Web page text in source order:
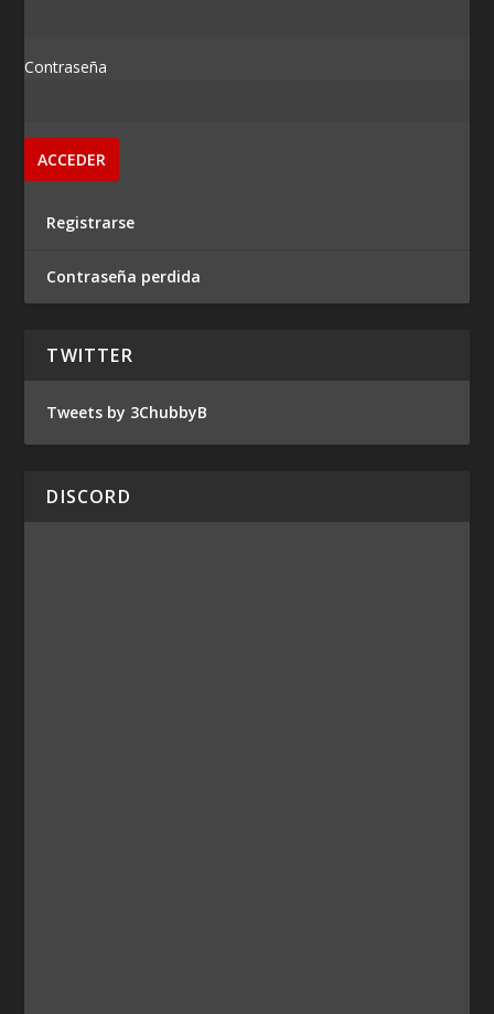
Contraseña
Registrarse
Contraseña perdida
TWITTER
Tweets by 3ChubbyB
DISCORD